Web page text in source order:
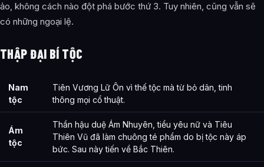
ảo, không cách nào đột phá bước thứ 3. Tuy nhiên, cũng vẫn sẽ
có những ngoại lệ.
THẬP ĐẠI BÍ TỘC
Nam
tộc
Tiên Vương Lữ Ôn vì thế tộc mà từ bỏ dân, tinh
thông mọi cổ thuật.
Ám
tộc
Thần hậu duệ Ám Nhuyên, tiểu yêu nữ và Tiêu
Thiên Vũ đã làm chuông té phẩm do bị tộc này áp
bức. Sau này tiến về Bắc Thiên.